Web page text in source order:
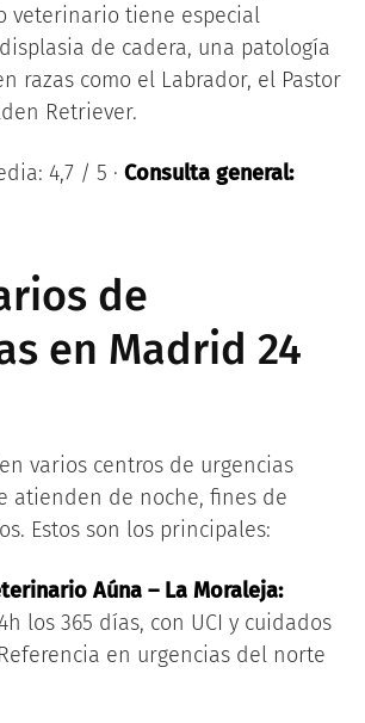
veterinario tiene especial
de cadera, una patología
razas como el Labrador, el Pastor
Retriever.
4,7 / 5 · Consulta general:
de
en Madrid 24
varios centros de urgencias
atienden de noche, fines de
Estos son los principales:
Aúna – La Moraleja:
los 365 días, con UCI y cuidados
en urgencias del norte